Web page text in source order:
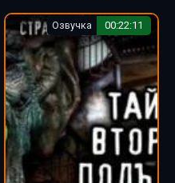
Озвучка 00:22:11